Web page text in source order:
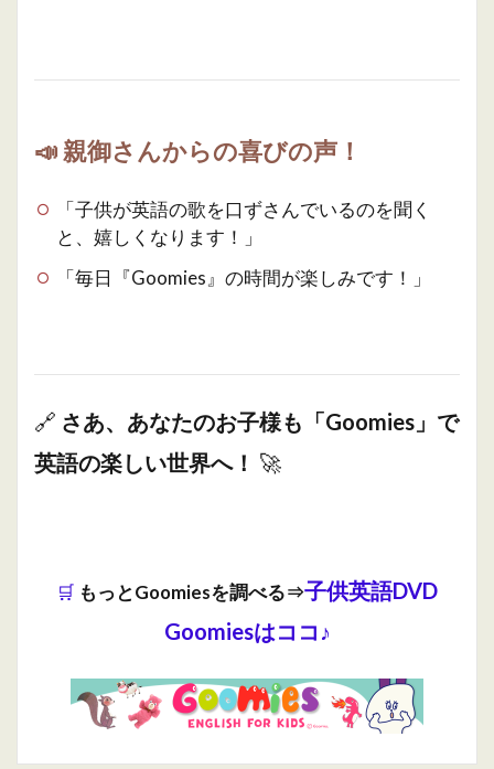
📣 親御さんからの喜びの声！
「子供が英語の歌を口ずさんでいるのを聞く
と、嬉しくなります！」
「毎日『Goomies』の時間が楽しみです！」
🔗 さあ、あなたのお子様も「Goomies」で
英語の楽しい世界へ！ 🚀
🛒 もっとGoomiesを調べる⇒子供英語DVD
Goomiesはココ♪